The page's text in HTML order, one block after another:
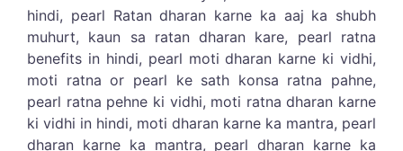
hindi, pearl Ratan dharan karne ka aaj ka shubh
muhurt, kaun sa ratan dharan kare, pearl ratna
benefits in hindi, pearl moti dharan karne ki vidhi,
moti ratna or pearl ke sath konsa ratna pahne,
pearl ratna pehne ki vidhi, moti ratna dharan karne
ki vidhi in hindi, moti dharan karne ka mantra, pearl
dharan karne ka mantra, pearl dharan karne ka